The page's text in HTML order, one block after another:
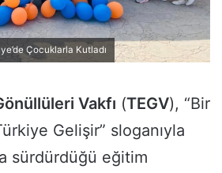
Çocuklarla Kutladı
Vakfı (TEGV), “Bir
Gelişir” sloganıyla
sürdürdüğü eğitim